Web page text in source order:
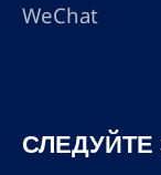
WeChat
СЛЕДУЙТЕ